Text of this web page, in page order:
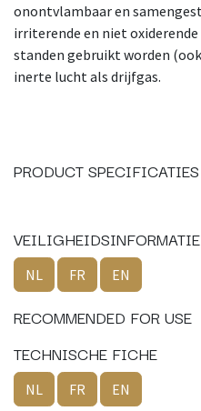
onontvlambaar en
irriterende en niet
standen gebruikt worden
inerte lucht als drijfgas.
PRODUCT SPECIFICATIES
VEILIGHEIDSINFORMATIE
NL FR EN
RECOMMENDED FOR USE
TECHNISCHE FICHE
NL FR EN